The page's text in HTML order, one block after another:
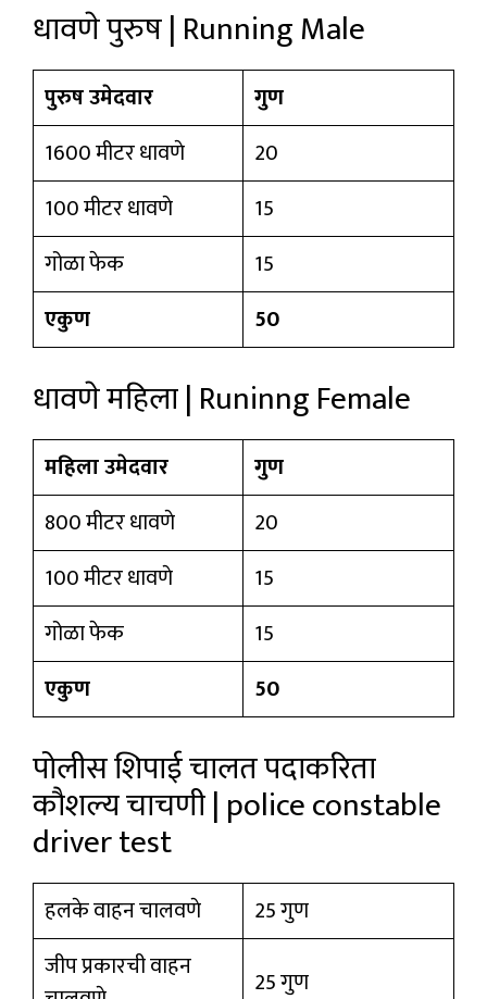
धावणे पुरुष | Running Male
पुरुष उमेदवार
गुण
1600 मीटर धावणे
20
100 मीटर धावणे
15
गोळा फेक
15
एकुण
50
धावणे महिला | Runinng Female
महिला उमेदवार
गुण
800 मीटर धावणे
20
100 मीटर धावणे
15
गोळा फेक
15
एकुण
50
पोलीस शिपाई चालत पदाकरिता
कौशल्य चाचणी | police constable
driver test
हलके वाहन चालवणे
25 गुण
जीप प्रकारची वाहन
25 गुण